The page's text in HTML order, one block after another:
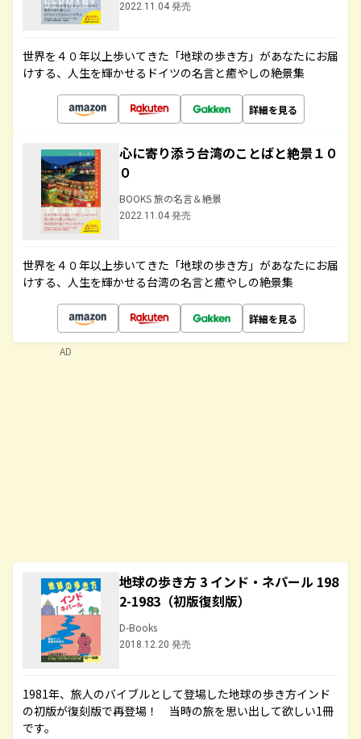
2022.11.04 発売
世界を４０年以上歩いてきた「地球の歩き方」があなたにお届
けする、人生を輝かせるドイツの名言と癒やしの絶景集
詳細を見る
心に寄り添う台湾のことばと絶景１０
０
BOOKS 旅の名言＆絶景
2022.11.04 発売
世界を４０年以上歩いてきた「地球の歩き方」があなたにお届
けする、人生を輝かせる台湾の名言と癒やしの絶景集
詳細を見る
地球の歩き方 3 インド・ネパール 198
2-1983（初版復刻版）
D-Books
2018.12.20 発売
1981年、旅人のバイブルとして登場した地球の歩き方インド
の初版が復刻版で再登場！ 当時の旅を思い出して欲しい1冊
です。
AD